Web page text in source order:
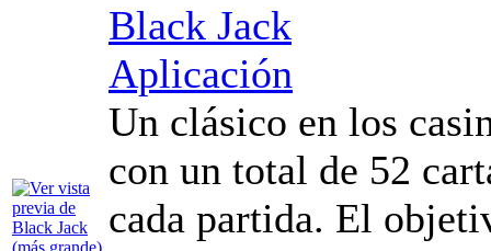
Black Jack
Aplicación
Un clásico en los
con un total de 52
cada partida. El